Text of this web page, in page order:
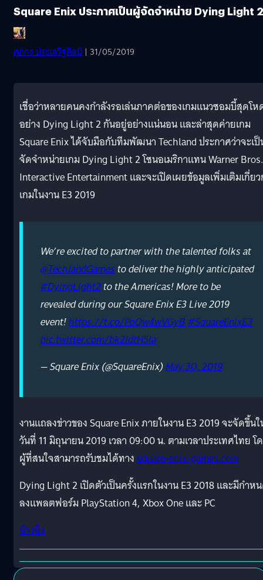
Square Enix ประกาศเป็นผู้จัดจำหน่าย Dying Light 2
ศุภกร ประเสริฐศิลป์ | 31/05/2019
เชื่อว่าหลายคนคงกำลังรอเล่นภาคต่อของเกมแนวซอมบี้สุดโห
อย่าง Dying Light 2 กันอยู่อย่างแน่นอน และล่าสุดค่ายเกม
Square Enix ได้จับมือกับทีมพัฒนา Techland ประกาศว่าจะเ
จัดจำหน่ายเกม Dying Light 2 โซนอเมริกาแทน Warner Bros.
Interactive Entertainment และจะเปิดเผยข้อมูลเพิ่มเติมเกี่ย
เกมในงาน E3 2019
We’re excited to partner with the talented folks at
@TechlandGamesto deliver the highly anticipated
#DyingLight2to the Americas! More to be
revealed during our Square Enix E3 Live 2019
event!https://t.co/PoQw4wVGyB#SquareEnixE3
pic.twitter.com/bk2IdtH5Ia
— Square Enix (@SquareEnix)May 30, 2019
งานแถลงข่าวของ Square Enix ภายในงาน E3 2019 จะจัดขึ้น
วันที่ 11 มิถุนายน 2019 เวลา 09:00 น. ตามเวลาประเทศไทย โ
ผู้ที่สนใจสามารถรับชมได้ทางsquare-enix-games.com
Dying Light 2 เปิดตัวเป็นครั้งแรกในงาน E3 2018 และมีกำห
ลงแพลตฟอร์ม PlayStation 4, Xbox One และ PC
อ้างอิง